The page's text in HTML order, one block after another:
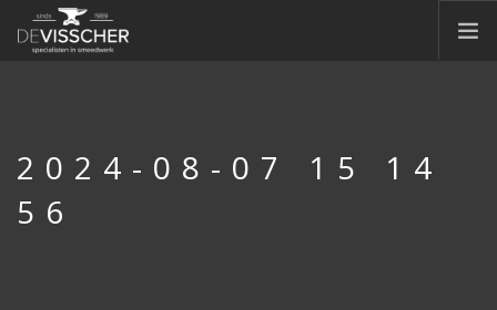
SIERSMEEDWERK
CONTAINERS
2024-08-07 15 14
56